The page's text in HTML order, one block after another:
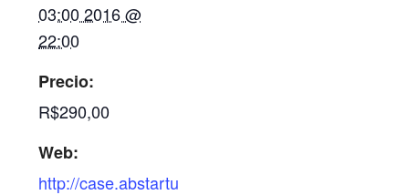
03:00 2016 @
22:00
Precio:
R$290,00
Web:
http://case.abstartu